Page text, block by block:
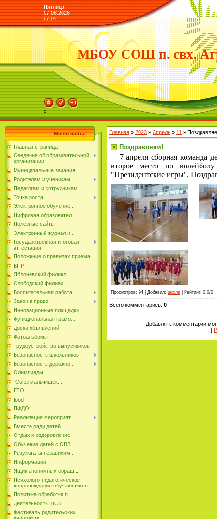
Пятница
07.08.2026
07:04
МБОУ СОШ п. свх.
»
Меню сайта
Главная страница
Сведения об образовательной
организации
Муниципальные задания
Родителям и ученикам
Педагогам и сотрудникам
Точка роста
Электронное обучение...
Цифровая образовател...
Полезные сайты
Электронный журнал и...
Государственная итоговая
аттестация
Положение о правилах приема
ВПР
Яблоневский филиал
Слободский филиал
Воспитательная работа
Закон и право
Инновационные площадки
Функциональная грамо...
Доска объявлений
Фотоальбомы
Трудоустройство выпускников
Безопасность школьников
Безопасность дорожно...
Олимпиады
"Союз мальчишек...
ГТО
food
ПФДО
Реализация мероприят...
Вместе ради детей
Отдых и оздоровление
Обучение детей с ОВЗ
Результаты независим...
Информация
Ящик анонимных обращ...
Психолого-педагогическое
сопровождение обучающихся
Политика обработки п...
Деятельность ШСК
Фестиваль родительских
Главная » 2023 » Апрель » 11 »
Поздравляем!
7 апреля сборная команда
второе место по
"Президентские игры".
Просмотров: 94 Добавил: школа Рейтинг: 0.0/0
Всего комментариев: 0
Добавлять комментарии
[